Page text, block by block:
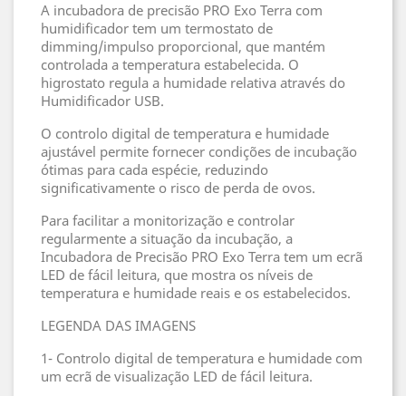
A incubadora de precisão PRO Exo Terra com
humidificador tem um termostato de
dimming/impulso proporcional, que mantém
controlada a temperatura estabelecida. O
higrostato regula a humidade relativa através do
Humidificador USB.
O controlo digital de temperatura e humidade
ajustável permite fornecer condições de incubação
ótimas para cada espécie, reduzindo
significativamente o risco de perda de ovos.
Para facilitar a monitorização e controlar
regularmente a situação da incubação, a
Incubadora de Precisão PRO Exo Terra tem um ecrã
LED de fácil leitura, que mostra os níveis de
temperatura e humidade reais e os estabelecidos.
LEGENDA DAS IMAGENS
1- Controlo digital de temperatura e humidade com
um ecrã de visualização LED de fácil leitura.